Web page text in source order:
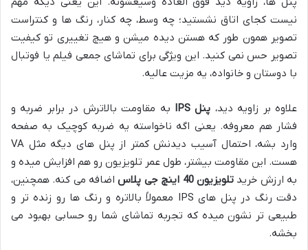
نیست کجای اتاق نشستید؛ چه وسط، چه کنار، رنگ ها و کنتراست
تصویر همون طور که هستن دیده میشن و هیچ تغییری تو کیفیت
تصویر حس نمی کنید. این ویژگی برای تماشای جمعی فیلم یا فوتبال
با دوستان و خانواده، یه مزیت عالیه.
علاوه بر زاویه دید، پنل IPS
به مقاومت بالاترش در برابر ضربه و
فشار هم معروفه. یعنی اگه ناخواسته یه ضربه کوچیک به صفحه
وارد بشه، احتمال آسیب دیدنش کمتر از پنل های دیگه مثل VA
هست. این مقاومت بیشتر، طول عمر تلویزیون رو هم افزایش میده و
به ارزش خریدتلویزیون 40 اینچ جی پلاس
اضافه می کنه. همچنین،
دقت رنگ در پنل های IPS معمولاً بالاتره و رنگ ها رو زنده تر و
طبیعی تر نشون میده که تجربه تماشای شما رو حسابی بهبود می
بخشه.